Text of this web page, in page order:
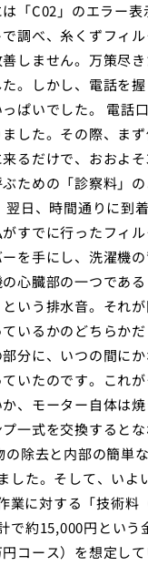
「C02」のエラー
調べ、糸くずフィ
しません。万策尽き
。しかし、電話を
ぱいでした。 電話
した。その際、ま
るだけで、おおよ
ための「診察料」
日、時間通りに到
すでに行ったフィ
を手にし、洗濯機
心臓部の一つであ
いう排水音。それ
いるかのどちらか
分に、いつの間に
いたのです。これ
、モーター自体は
一式を交換すると
除去と内部の簡単
した。そして、いよ
に対する「技術料
約15,000円という
コース）を想定し